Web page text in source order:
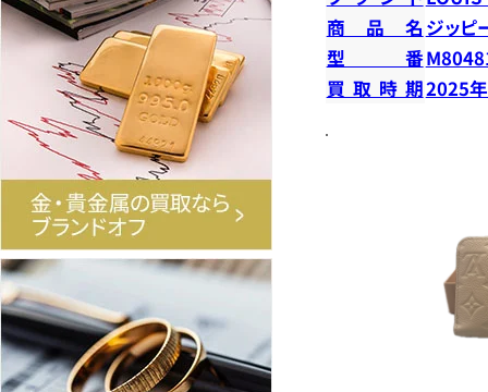
商品名 ジッピ
型番
買取時期2025